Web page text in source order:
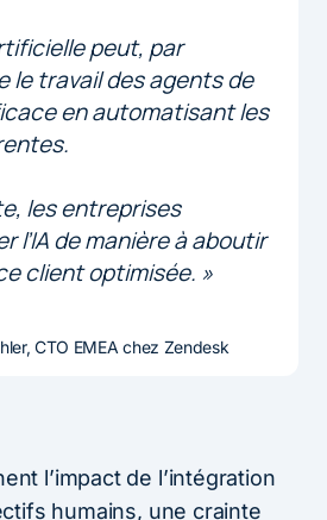
peut, par
le travail des agents de
en automatisant les
les entreprises
l’IA de manière à aboutir
client optimisée. »
CTO EMEA chez Zendesk
l’impact de l’intégration
humains, une crainte